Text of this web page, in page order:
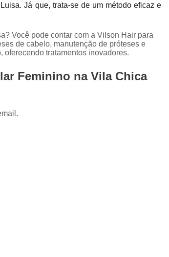
Perucas para Alopecia
Perucas
Perucas sob Medida
Perucas sob
Peruca de Front Lace
Peruca Front
Peruca Front Lace Cacheada
Peruca
Peruca
Peruca
Peruca Full
Já que, trata-se de um método eficaz e
Você pode contar com a Vilson Hair para
de cabelo, manutenção de próteses e
oferecendo tratamentos inovadores.
Feminino na Vila Chica